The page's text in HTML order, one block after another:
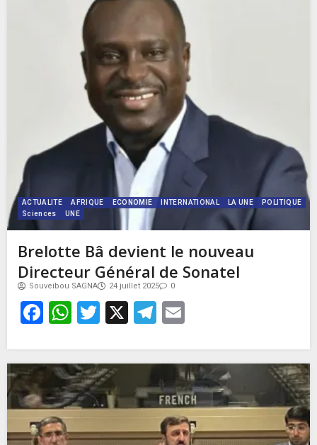
ACTUALITE AFRIQUE ECONOMIE INTERNATIONAL LA UNE
POLITIQUE
Sciences
UNE
Brelotte Bâ devient le nouveau
Directeur Général de Sonatel
Souveibou SAGNA 24 juillet 2025 0
Facebook
WhatsApp
Twitter
X Telegram